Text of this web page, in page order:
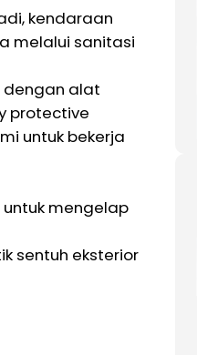
kendaraan
melalui sanitasi
dengan alat
protective
untuk bekerja
mengelap
sentuh eksterior